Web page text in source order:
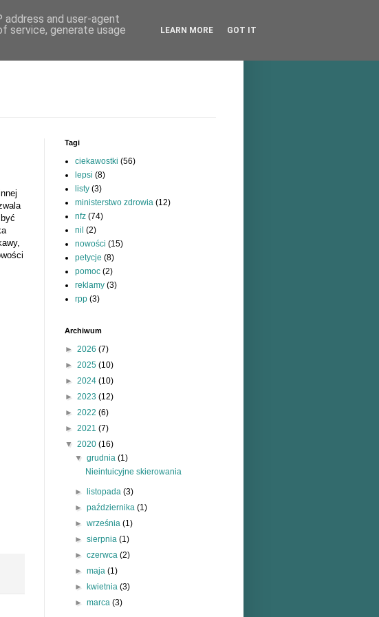
Tagi
ciekawostki (56)
lepsi (8)
listy (3)
ministerstwo zdrowia (12)
nfz (74)
nil (2)
nowości (15)
petycje (8)
pomoc (2)
reklamy (3)
rpp (3)
Archiwum
► 2026 (7)
► 2025 (10)
► 2024 (10)
► 2023 (12)
► 2022 (6)
► 2021 (7)
▼ 2020 (16)
▼grudnia(1)
Nieintuicyjne skierowania
► listopada(3)
►października(1)
►września(1)
►sierpnia(1)
►czerwca(2)
►maja(1)
►
kwietnia(3)
►marca(3)
and user-agent
service, generate usage
LEARN MORE GOT IT